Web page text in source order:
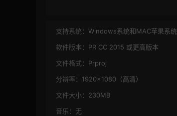
支持系统： Windows系统和MAC苹果系统
软件版本： PR CC 2015 或更高版本
文件格式： Prproj
分辨率： 1920×1080（高清）
文件大小： 230MB
音乐： 无